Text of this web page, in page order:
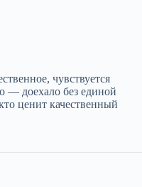
чувствуется
— доехало без единой
ценит качественный